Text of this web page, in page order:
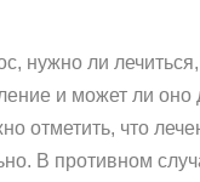
нужно ли
и может ли оно
отметить, что
В противном